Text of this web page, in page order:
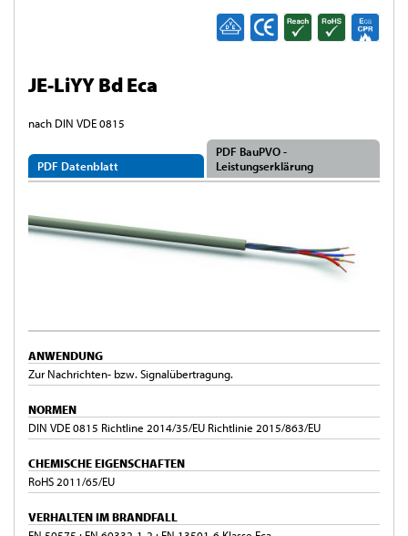
JE-LiYY Bd Eca
nach DIN VDE 0815
PDF Datenblatt
PDF BauPVO -
Leistungserklärung
ANWENDUNG
Zur Nachrichten- bzw. Signalübertragung.
NORMEN
DIN VDE 0815 Richtline 2014/35/EU Richtlinie 2015/863/EU
CHEMISCHE EIGENSCHAFTEN
RoHS 2011/65/EU
VERHALTEN IM BRANDFALL